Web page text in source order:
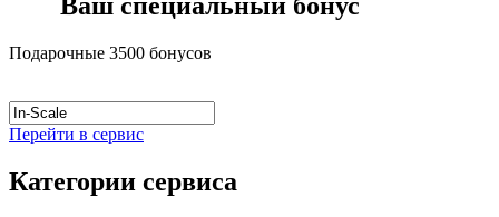
Подарочные 3500 бонусов
Перейти в сервис
Категории сервиса